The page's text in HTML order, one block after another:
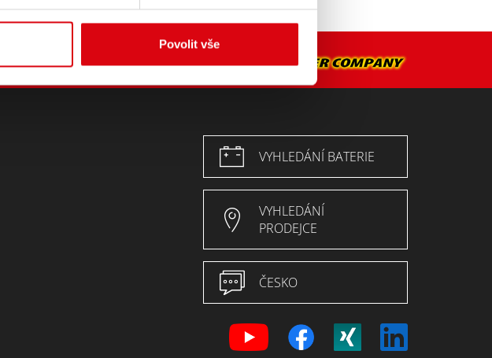
Povolit vše
VYHLEDÁNÍ BATERIE
VYHLEDÁNÍ
PRODEJCE
ČESKO